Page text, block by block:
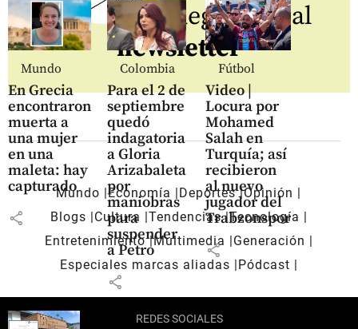
Mundo
En Grecia
encontraron
muerta a
una mujer
en una
maleta: hay
capturado
share
Colombia
Para el 2 de
septiembre
quedó
indagatoria
a Gloria
Arizabaleta
por
maniobras
para
suspender
a Petro
share
Fútbol
Video |
Locura por
Mohamed
Salah en
Turquía; así
recibieron
al nuevo
jugador del
Trabzonspor
share
Regístrate al
newsletter
Mundo Economía Deportes Opinión
Blogs
Cultura Tendencias Tecnología
Entretenimiento Multimedia
Generación
Especiales marcas aliadas
Pódcast
REDES SOCIALES